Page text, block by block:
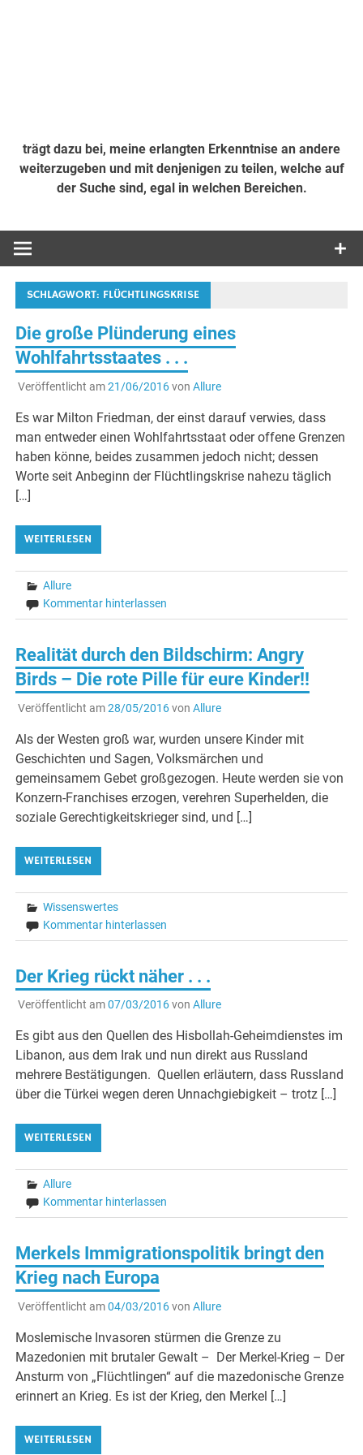
trägt dazu bei, meine erlangten Erkenntnise an andere
weiterzugeben und mit denjenigen zu teilen, welche auf
der Suche sind, egal in welchen Bereichen.
SCHLAGWORT: FLÜCHTLINGSKRISE
Die große Plünderung eines
Wohlfahrtsstaates . . .
Veröffentlicht am21/06/2016von Allure
Es war Milton Friedman, der einst darauf verwies, dass
man entweder einen Wohlfahrtsstaat oder offene Grenzen
haben könne, beides zusammen jedoch nicht; dessen
Worte seit Anbeginn der Flüchtlingskrise nahezu täglich
[…]
WEITERLESEN
Allure
Kommentar hinterlassen
Realität durch den Bildschirm: Angry
Birds – Die rote Pille für eure Kinder!!
Veröffentlicht am28/05/2016von Allure
Als der Westen groß war, wurden unsere Kinder mit
Geschichten und Sagen, Volksmärchen und
gemeinsamem Gebet großgezogen. Heute werden sie von
Konzern-Franchises erzogen, verehren Superhelden, die
soziale Gerechtigkeitskrieger sind, und […]
WEITERLESEN
Wissenswertes
Kommentar hinterlassen
Der Krieg rückt näher . . .
Veröffentlicht am07/03/2016von Allure
Es gibt aus den Quellen des Hisbollah-Geheimdienstes im
Libanon, aus dem Irak und nun direkt aus Russland
mehrere Bestätigungen. Quellen erläutern, dass Russland
über die Türkei wegen deren Unnachgiebigkeit – trotz […]
WEITERLESEN
Allure
Kommentar hinterlassen
Merkels Immigrationspolitik bringt den
Krieg nach Europa
Veröffentlicht am04/03/2016von Allure
Moslemische Invasoren stürmen die Grenze zu
Mazedonien mit brutaler Gewalt – Der Merkel-Krieg – Der
Ansturm von „Flüchtlingen“ auf die mazedonische Grenze
erinnert an Krieg. Es ist der Krieg, den Merkel […]
WEITERLESEN